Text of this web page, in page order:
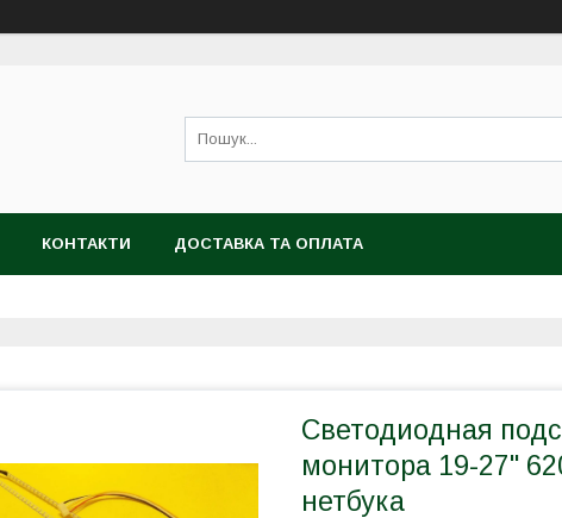
КОНТАКТИ ДОСТАВКА ТА ОПЛАТА
Светодиодная
монитора 19-27"
нетбука